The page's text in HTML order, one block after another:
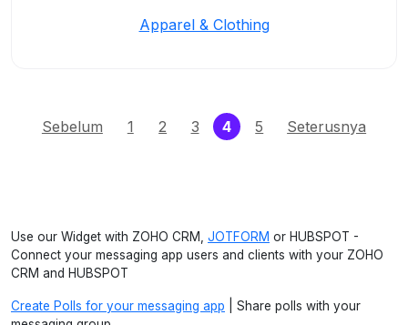
Apparel & Clothing
Sebelum 1 2 3 4(current)
5 Seterusnya
Use our Widget with ZOHO CRM, JOTFORM or HUBSPOT -
Connect your messaging app users and clients with your ZOHO
CRM and HUBSPOT
Create Polls for your messaging app | Share polls with your